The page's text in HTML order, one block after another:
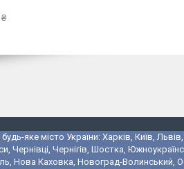
₴
яке місто України: Харків, Київ,
Чернівці, Чернігів, Шостка,
Нова Каховка, Новоград-Волинський,